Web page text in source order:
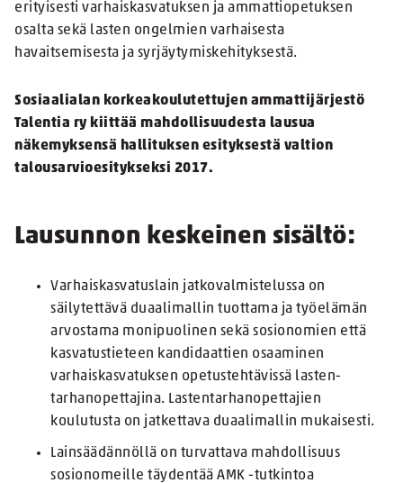
erityisesti varhaiskasvatuksen ja ammattiopetuksen
osalta sekä lasten ongelmien varhaisesta
havaitsemisesta ja syrjäytymiskehityksestä.
Sosiaalialan korkeakoulutettujen ammattijärjestö
Talentia ry kiittää mahdollisuudesta lausua
näkemyksensä hallituksen esityksestä valtion
talousarvioesitykseksi 2017.
Lausunnon keskeinen sisältö:
Varhaiskasvatuslain jatkovalmistelussa on
säilytettävä duaalimallin tuottama ja työelämän
arvostama monipuolinen sekä sosionomien että
kasvatustieteen kandidaattien osaaminen
varhaiskasvatuksen opetustehtävissä lasten-
tarhanopettajina. Lastentarhanopettajien
koulutusta on jatkettava duaalimallin mukaisesti.
Lainsäädännöllä on turvattava mahdollisuus
sosionomeille täydentää AMK -tutkintoa